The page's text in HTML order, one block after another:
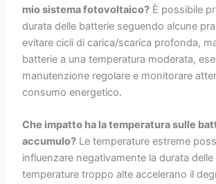
mio sistema fotovoltaico? È possibile
durata delle batterie seguendo alcune
evitare cicli di carica/scarica profonda,
batterie a una temperatura moderata,
manutenzione regolare e monitorare
consumo energetico.
Che impatto ha la temperatura sulle
accumulo? Le temperature estreme
influenzare negativamente la durata
temperature troppo alte accelerano il